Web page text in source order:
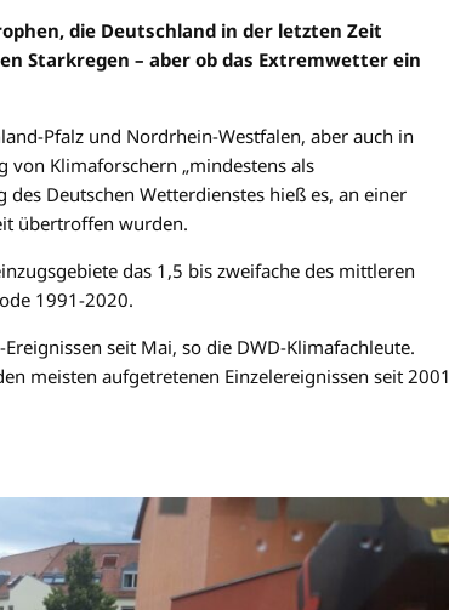
die Deutschland in der letzten Zeit
Starkregen – aber ob das Extremwetter ein
Pfalz und Nordrhein-Westfalen, aber auch in
von Klimaforschern „mindestens als
Deutschen Wetterdienstes hieß es, an einer
übertroffen wurden.
das 1,5 bis zweifache des mittleren
1991-2020.
seit Mai, so die DWD-Klimafachleute.
meisten aufgetretenen Einzelereignissen seit